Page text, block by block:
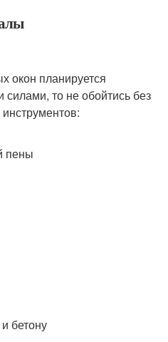
окон планируется
то не обойтись без
пены
бетону